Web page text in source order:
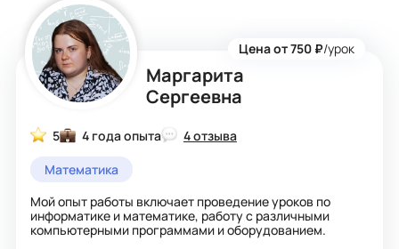
Маргарита
Сергеевна
Цена от 750 ₽/урок
5 4 года опыта
4 отзыва
Математика
Мой опыт работы включает проведение уроков по
информатике и математике, работу с различными
компьютерными программами и оборудованием.